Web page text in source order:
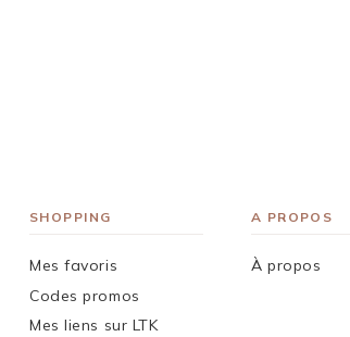
SHOPPING
Mes favoris
Codes promos
Mes liens sur LTK
A PROPOS
À propos